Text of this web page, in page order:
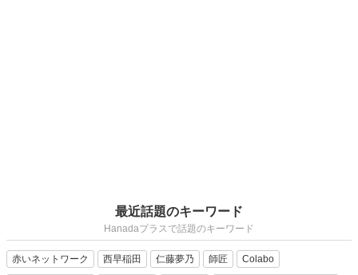
最近話題のキーワード
Hanadaプラスで話題のキーワード
赤いネットワーク 西早稲田 仁藤夢乃 師匠 Colabo